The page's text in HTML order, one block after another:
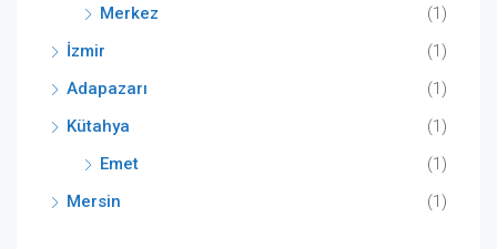
Merkez
(1)
İzmir
(1)
Adapazarı
(1)
Kütahya
(1)
Emet
(1)
Mersin
(1)